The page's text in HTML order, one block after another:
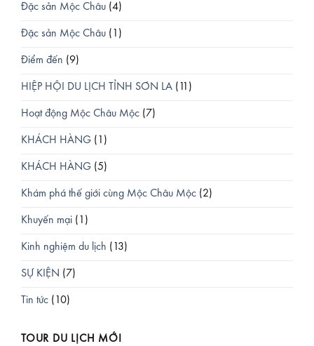
Đặc sản Mộc Châu (4)
Đặc sản Mộc Châu (1)
Điểm đến (9)
HIỆP HỘI DU LỊCH TỈNH SƠN LA (11)
Hoạt động Mộc Châu Mộc (7)
KHÁCH HÀNG (1)
KHÁCH HÀNG (5)
Khám phá thế giới cùng Mộc Châu Mộc (2)
Khuyến mại (1)
Kinh nghiệm du lịch (13)
SỰ KIỆN (7)
Tin tức (10)
TOUR DU LỊCH MỚI